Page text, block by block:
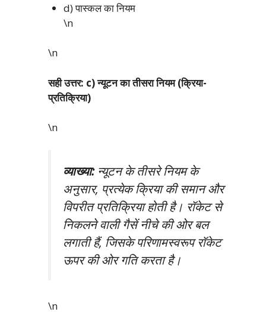
d) पास्कल का नियम
\n
\n
सही उत्तर: c) न्यूटन का तीसरा नियम (क्रिया-
प्रतिक्रिया)
\n
व्याख्या:न्यूटन के तीसरे नियम के
अनुसार, प्रत्येक क्रिया की समान और
विपरीत प्रतिक्रिया होती है। रॉकेट से
निकलने वाली गैसें नीचे की ओर बल
लगाती हैं, जिसके परिणामस्वरूप रॉकेट
ऊपर की ओर गति करता है।
\n